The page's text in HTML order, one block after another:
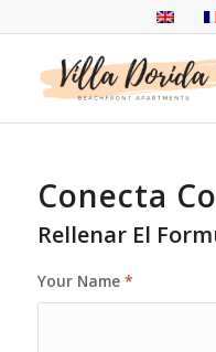
Conecta
Rellenar El
Your Name *